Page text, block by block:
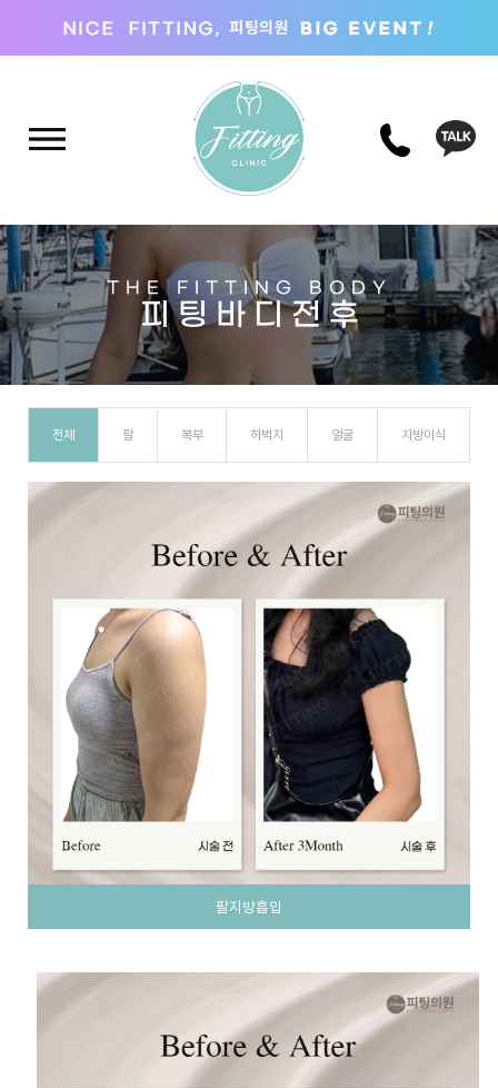
THE FITTING BODY
피 팅 바 디 전 후
전체 팔 복부 허벅지 얼굴 지방이식
팔지방흡입